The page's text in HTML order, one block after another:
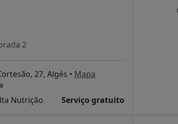
2
27, Algés • Mapa
Nutrição Serviço gratuito